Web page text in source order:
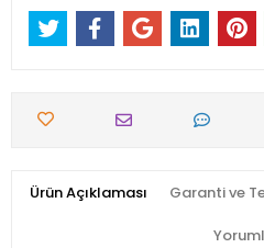
Ürün Açıklaması Garanti ve